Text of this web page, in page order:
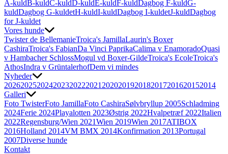
A-kuldB-kuldC-kuldD-kuldE-kuldF-kuldDagbog F-kuldG-
kuldDagbog G-kuldetH-kuldI-kuldDagbog I-kuldetJ-kuldDagbog
for J-kuldet
Vores hunde
Twister de BellemanieTroica's JamillaLaurin's Boxer
CashiraTroica's FabianDa Vinci PaprikaCalima v EnamoradoQuasi
v Hambacher SchlossMogul vd Boxer-GildeTroica's EcoleTroica's
AthosIndra v GrüntalerhofDem vi mindes
Nyheder
202620252024202320222021 2020201920182017201620152014
Galleri
Foto TwisterFoto JamillaFoto CashiraSølvbryllup 2005Schladming
2024Ferie 2024Playalotten 2023Østrig 2022Hvalpetræf 2022Italien
2022Regensburg/Wien 2021Wien 2019Wien 2017ATIBOX
2016Holland 2014VM BMX 2014Konfirmation 2013Portugal
2007Diverse hunde
Kontakt